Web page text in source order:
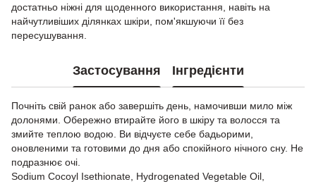
достатньо ніжні для щоденного використання, навіть на
найчутливіших ділянках шкіри, пом'якшуючи її без
пересушування.
Застосування Інгредієнти
Почніть свій ранок або завершіть день, намочивши мило між
долонями. Обережно втирайте його в шкіру та волосся та
змийте теплою водою. Ви відчуєте себе бадьорими,
оновленими та готовими до дня або спокійного нічного сну. Не
подразнює очі.
Sodium Cocoyl Isethionate, Hydrogenated Vegetable Oil,